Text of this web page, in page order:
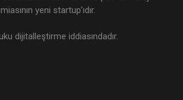
yeni startup’ıdır.
dijitalleştirme iddiasındadır.